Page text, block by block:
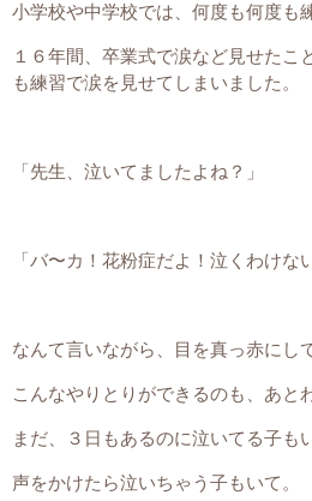
小学校や中学校では、何度も何度も
１６年間、卒業式で涙など見せたこ
も練習で涙を見せてしまいました。
「先生、泣いてましたよね？」
「バ〜カ！花粉症だよ！泣くわけな
なんて言いながら、目を真っ赤にして
こんなやりとりができるのも、あと
まだ、３日もあるのに泣いてる子も
声をかけたら泣いちゃう子もいて。